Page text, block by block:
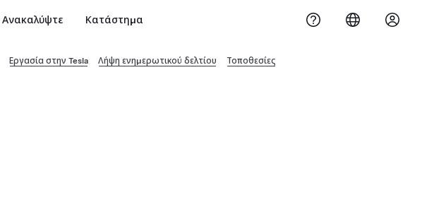
Ανακαλύψτε Κατάστημα
Εργασία στην Tesla Λήψη ενημερωτικού δελτίου Τοποθεσίες